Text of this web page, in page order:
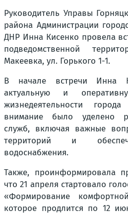
Руководитель Управы
района Администрации
ДНР Инна Кисенко провела
подведомственной
Макеевка, ул. Горького 1-1.
В начале встречи Инна
актуальную и
жизнедеятельности
внимание было уделено
служб, включая важные
территорий и
водоснабжения.
Также, проинформировала
что 21 апреля стартовало
«Формирование
которое продлится по 12